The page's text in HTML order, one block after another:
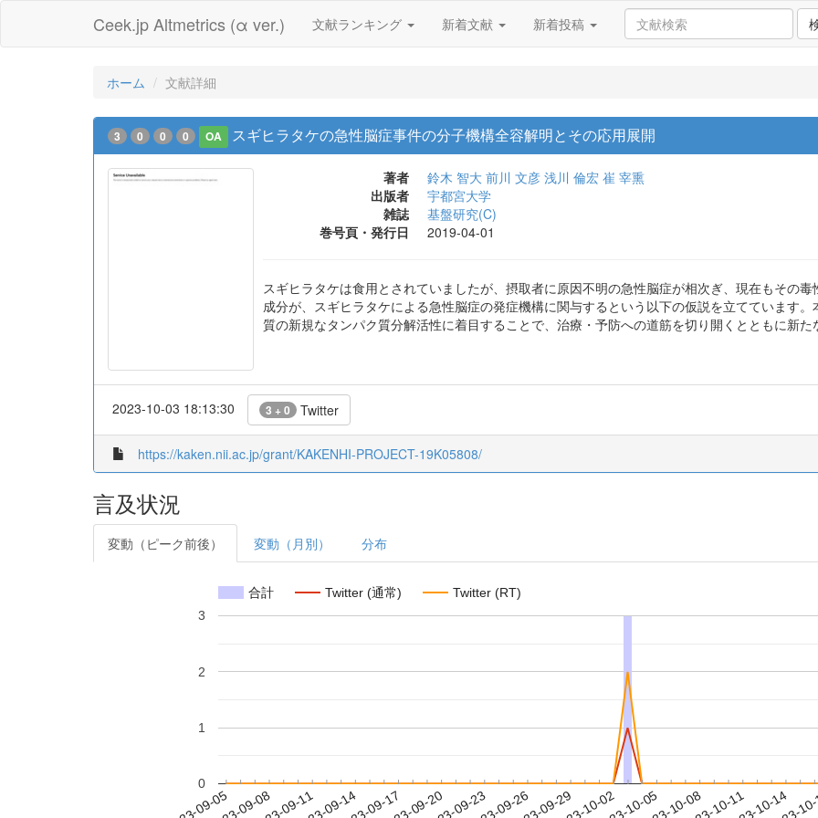
Ceek.jp Altmetrics (α ver.) 文献ランキング 新着文献 新着投稿
ホーム 文献詳細
3 0 0 0 OA スギヒラタケの急性脳症事件の分子機構全容解明とその応用展開
著者 鈴木 智大 前川 文彦 浅川 倫宏 崔 宰熏
出版者
宇都宮大学
雑誌
基盤研究(C)
巻号頁・発行日
2019-04-01
スギヒラタケは食用とされていましたが、摂取者に原因不明の急性脳症が相次ぎ、現在もその
成分が、スギヒラタケによる急性脳症の発症機構に関与するという以下の仮説を立てています
質の新規なタンパク質分解活性に着目することで、治療・予防への道筋を切り開くとともに新た
2023-10-03 18:13:30 3 + 0 Twitter
https://kaken.nii.ac.jp/grant/KAKENHI-PROJECT-19K05808/
言及状況
変動（ピーク前後） 変動（月別） 分布
合計 Twitter (通常) Twitter (RT)
0
1
2
3